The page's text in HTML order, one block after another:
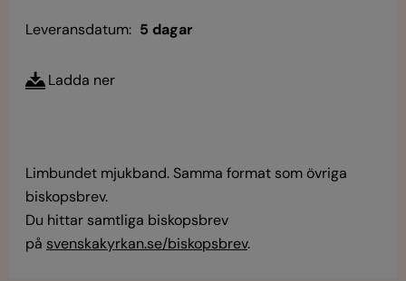
Leveransdatum: 5 dagar
Ladda ner
Limbundet mjukband. Samma format som övriga
biskopsbrev.
Du hittar samtliga biskopsbrev
på svenskakyrkan.se/biskopsbrev.